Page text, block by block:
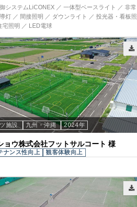
システムLiCONEX ／ 一体型ベースライト ／ 非常
灯 ／ 間接照明 ／ ダウンライト ／ 投光器・看板照
宅照明 ／ LED電球
施設 九州・沖縄 2024年
ョウ株式会社フットサルコート 様
ナンス性向上 観客体験向上